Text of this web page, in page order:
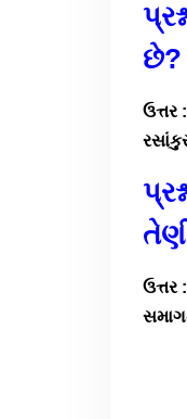
છે?
ઉત્તર
ઉત્તર